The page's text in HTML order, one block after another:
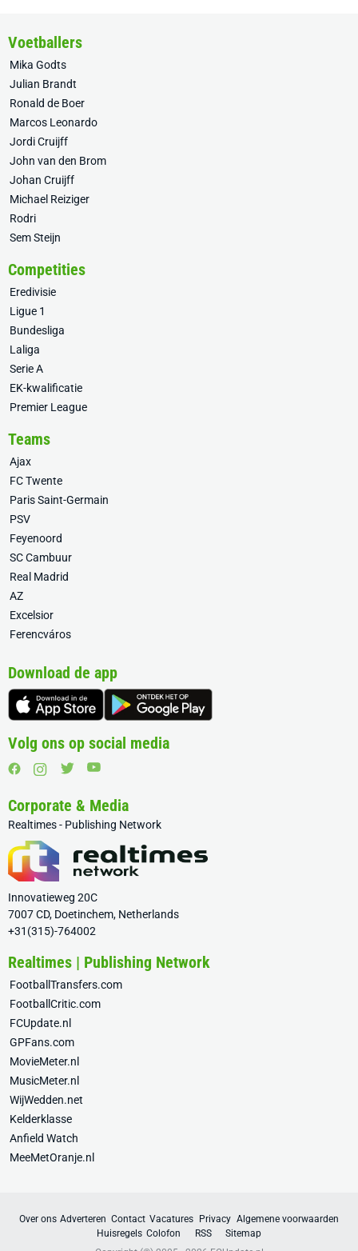
Voetballers
Mika Godts
Julian Brandt
Ronald de Boer
Marcos Leonardo
Jordi Cruijff
John van den Brom
Johan Cruijff
Michael Reiziger
Rodri
Sem Steijn
Competities
Eredivisie
Ligue 1
Bundesliga
Laliga
Serie A
EK-kwalificatie
Premier League
Teams
Ajax
FC Twente
Paris Saint-Germain
PSV
Feyenoord
SC Cambuur
Real Madrid
AZ
Excelsior
Ferencváros
Download de app
Volg ons op social media
Corporate & Media
Realtimes - Publishing Network
Innovatieweg 20C
7007 CD, Doetinchem, Netherlands
+31(315)-764002
Realtimes | Publishing Network
FootballTransfers.com
FootballCritic.com
FCUpdate.nl
GPFans.com
MovieMeter.nl
MusicMeter.nl
WijWedden.net
Kelderklasse
Anfield Watch
MeeMetOranje.nl
Over ons Adverteren Contact Vacatures Privacy Algemene voorwaarden
Huisregels Colofon RSS
Sitemap